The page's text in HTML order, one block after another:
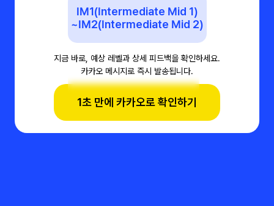
IM1(Intermediate Mid 1)
~IM2(Intermediate Mid 2)
지금 바로, 예상 레벨과 상세 피드백을 확인하세요.
카카오 메시지로 즉시 발송됩니다.
1초 만에 카카오로 확인하기